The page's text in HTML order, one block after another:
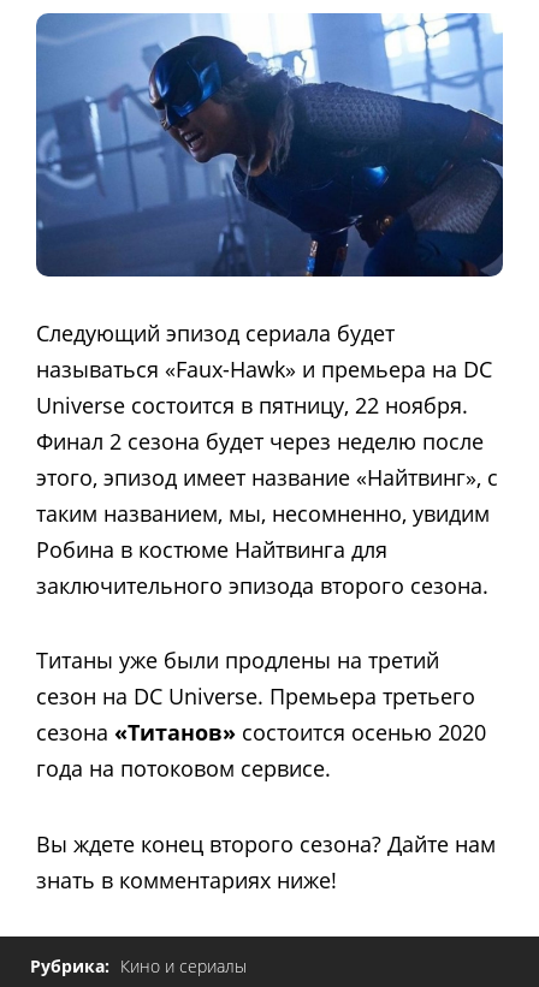
Следующий эпизод сериала будет
называться «Faux-Hawk» и премьера на DC
Universe состоится в пятницу, 22 ноября.
Финал 2 сезона будет через неделю после
этого, эпизод имеет название «Найтвинг», с
таким названием, мы, несомненно, увидим
Робина в костюме Найтвинга для
заключительного эпизода второго сезона.
Титаны уже были продлены на третий
сезон на DC Universe. Премьера третьего
сезона «Титанов» состоится осенью 2020
года на потоковом сервисе.
Вы ждете конец второго сезона? Дайте нам
знать в комментариях ниже!
Рубрика: Кино и сериалы